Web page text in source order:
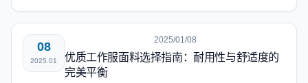
08
2025.01
2025/01/08
优质工作服面料选择指南：耐用性与舒适度的
完美平衡